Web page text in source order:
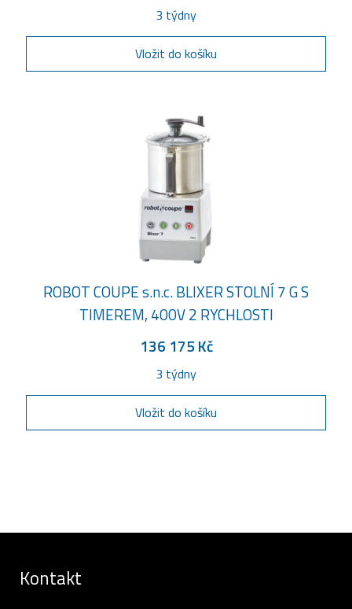
3 týdny
Vložit do košíku
ROBOT COUPE s.n.c. BLIXER STOLNÍ 7 G S
TIMEREM, 400V 2 RYCHLOSTI
136 175 Kč
3 týdny
Vložit do košíku
Kontakt